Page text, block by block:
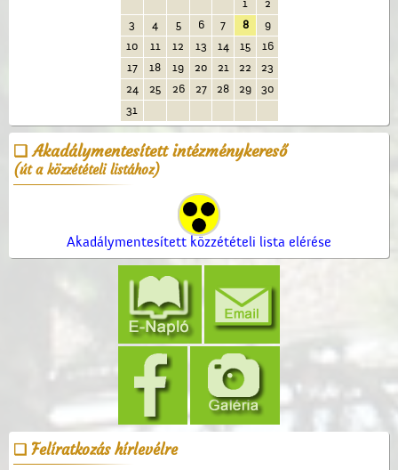
1
2
3
4 5 6 7 8
9
10
11 12 13 14 15
16
17
18 19 20 21 22
23
24
25 26 27 28 29
30
31
Akadálymentesített intézménykereső
(út a közzétételi listához)
Akadálymentesített közzétételi lista elérése
Felíratkozás hírlevélre